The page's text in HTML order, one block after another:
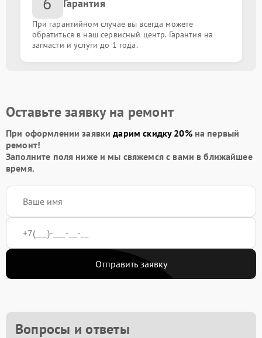
Гарантия
При гарантийном случае вы всегда можете
обратиться в наш сервисный центр. Гарантия на
запчасти и услуги до 1 года.
Оставьте заявку на ремонт
При оформлении заявкидарим скидку 20%на первый
ремонт!
Заполните поля ниже и мы свяжемся с вами в ближайшее
время.
Отправить заявку
Вопросы и ответы